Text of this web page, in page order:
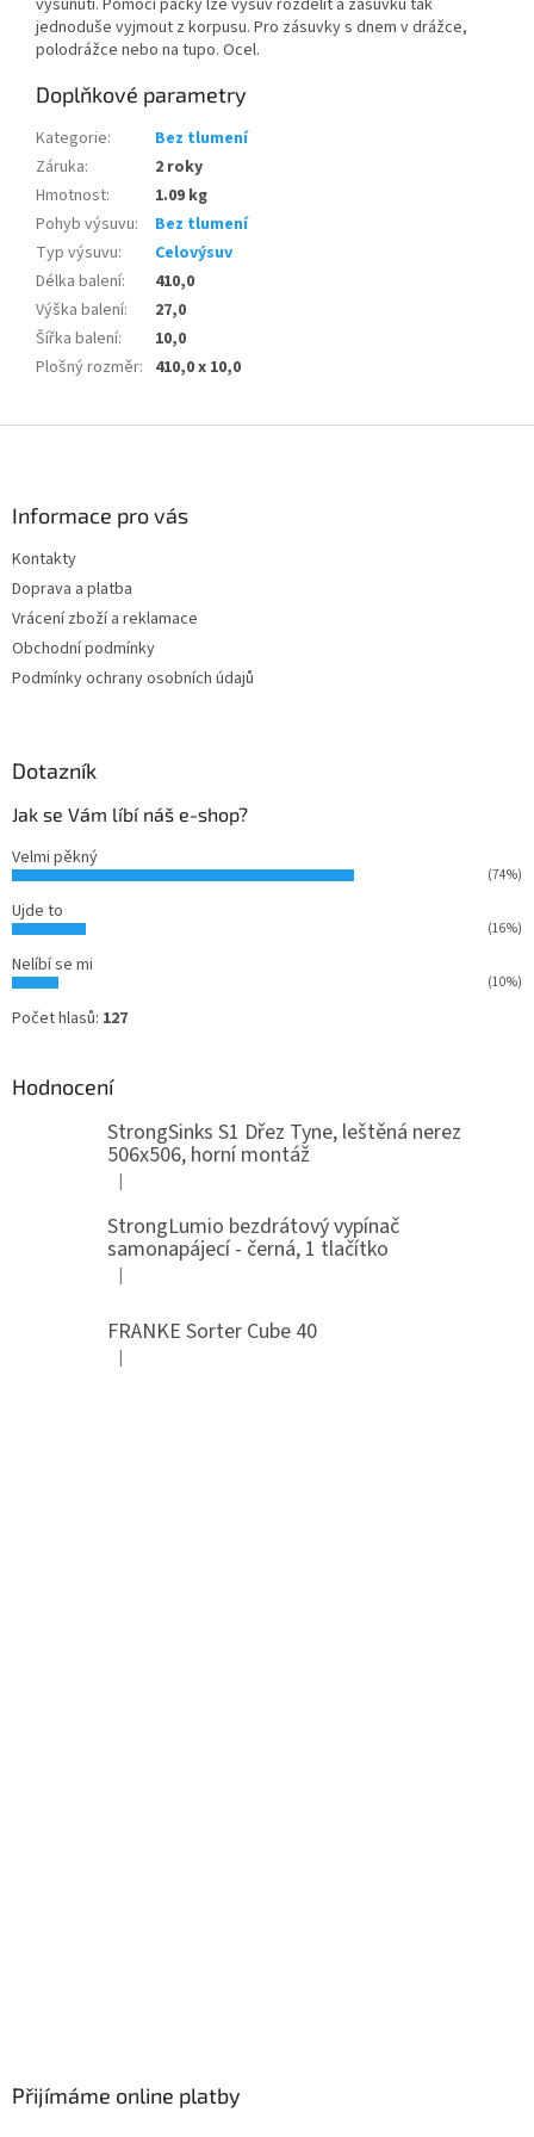
jednoduše vyjmout z korpusu. Pro zásuvky s dnem v drážce,
polodrážce nebo na tupo. Ocel.
Doplňkové parametry
Kategorie:
Bez tlumení
Záruka:
2 roky
Hmotnost:
1.09 kg
Pohyb výsuvu:
Bez tlumení
Typ výsuvu:
Celovýsuv
Délka balení:
410,0
Výška balení:
27,0
Šířka balení:
10,0
Plošný rozměr: 410,0 x 10,0
Informace pro vás
Kontakty
Doprava a platba
Vrácení zboží a reklamace
Obchodní podmínky
Podmínky ochrany osobních údajů
Dotazník
Jak se Vám líbí náš e-shop?
Velmi pěkný
(74%)
Ujde to
(16%)
Nelíbí se mi
(10%)
Počet hlasů: 127
Hodnocení
StrongSinks S1 Dřez Tyne, leštěná nerez
506x506, horní montáž
Hodnocení produktu je 5 z 5 hvězdiček.
|
StrongLumio bezdrátový vypínač
samonapájecí - černá, 1 tlačítko
Hodnocení produktu je 4 z 5 hvězdiček.
|
FRANKE Sorter Cube 40
Hodnocení produktu je 3 z 5 hvězdiček.
|
Přijímáme online platby